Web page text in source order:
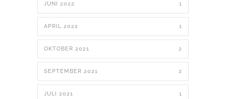
JUNI 2022 1
APRIL 2022 1
OKTOBER 2021 2
SEPTEMBER 2021 2
JULI 2021 1